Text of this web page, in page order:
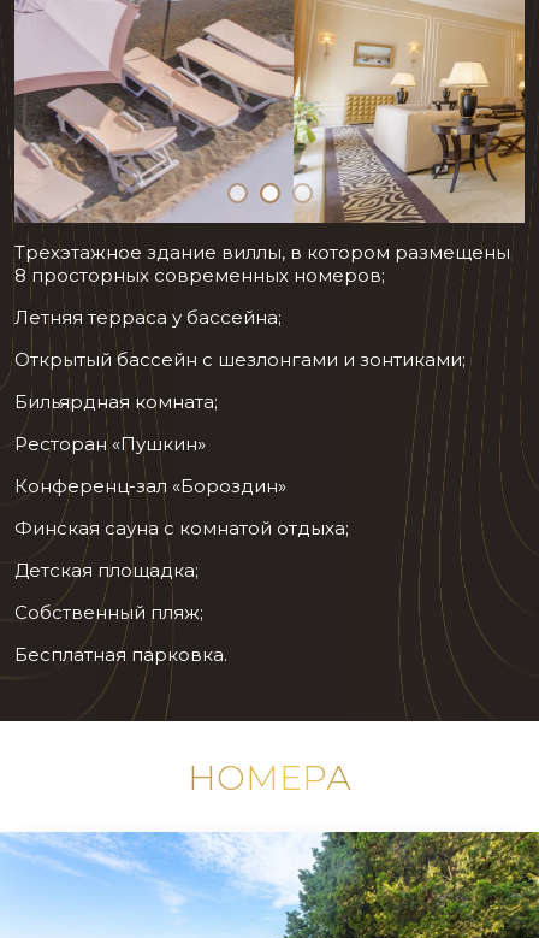
Трехэтажное здание виллы, в котором размещены
8 просторных современных номеров;
Летняя терраса у бассейна;
Открытый бассейн с шезлонгами и зонтиками;
Бильярдная комната;
Ресторан «Пушкин»
Конференц-зал «Бороздин»
Финская сауна с комнатой отдыха;
Детская площадка;
Собственный пляж;
Бесплатная парковка.
НОМЕРА